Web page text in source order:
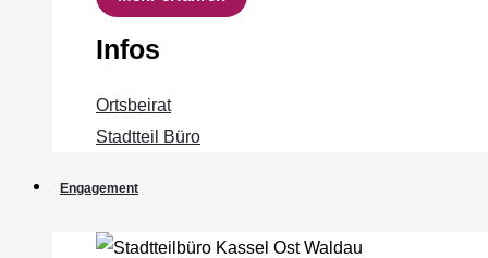
Infos
Ortsbeirat
Stadtteil Büro
Engagement